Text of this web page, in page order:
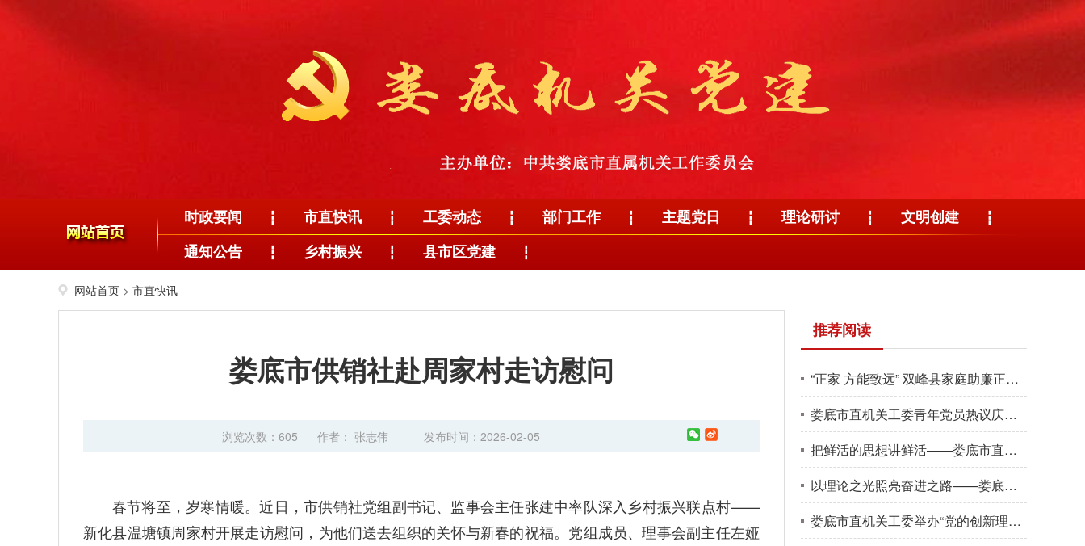
时政要闻 ┇ 市直快讯 ┇ 工委动态 ┇ 部门工作 ┇ 主题党日 ┇ 理论研讨 ┇ 文明创建 ┇
通知公告 ┇ 乡村振兴 ┇ 县市区党建 ┇
网站首页 > 市直快讯
娄底市供销社赴周家村走访慰问
浏览次数： 605 作者： 张志伟 发布时间：2026-02-05
春节将至，岁寒情暖。近日，市供销社党组副书记、监事会主任张建中率队深入乡村振兴联点村——
新化县温塘镇周家村开展走访慰问，为他们送去组织的关怀与新春的祝福。党组成员、理事会副主任左娅
推荐阅读
“正家 方能致远” 双峰县家庭助廉正清风
娄底市直机关工委青年党员热议庆祝中国共产党成立105周年大会
把鲜活的思想讲鲜活——娄底市直机关“党的创新理论我来讲”现场交流展示会侧记
以理论之光照亮奋进之路——娄底市直机关工委举办“党的创新理论我来讲”现场交流展示会
娄底市直机关工委举办“党的创新理论我来讲”宣讲活动